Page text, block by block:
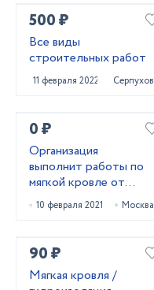
500 ₽
Все виды
строительных работ
11 февраля 2022 Серпухов
0 ₽
Организация
выполнит работы по
мягкой кровле от
5000-300000 м2
10 февраля 2021 Москва
90 ₽
Мягкая кровля /